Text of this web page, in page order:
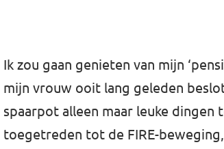
Ik zou gaan genieten van mijn
mijn vrouw ooit lang geleden
spaarpot alleen maar leuke dingen
toegetreden tot de FIRE-